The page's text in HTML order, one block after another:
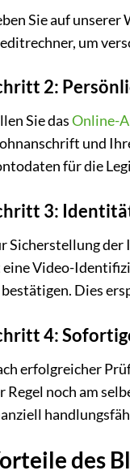
Sie auf
um
2:
Sie dasOnline-
und
für die
3:
Sicherstellung der
eine Video-
Dies
4:
erfolgreicher
Regel noch am
des